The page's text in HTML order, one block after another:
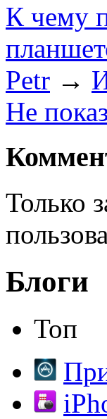
К чему
Petr →
Не
Только
Блоги
Топ